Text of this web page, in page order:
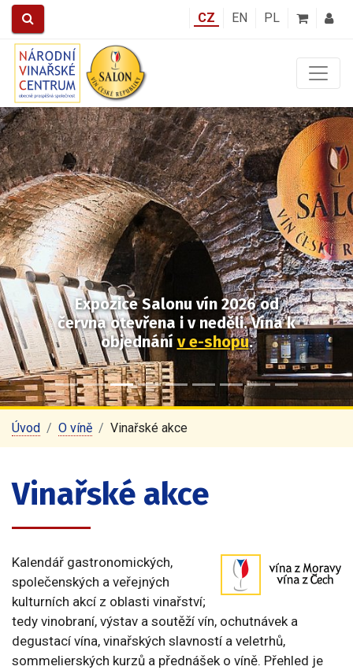
CZ EN PL
Expozice Salonu vín 2026od
června otevřena i v neděli.Vína k
objednání v e-shopu.
Předchozí Další
Úvod O víně Vinařské akce
Vinařské akce
Kalendář gastronomických,
společenských a veřejných
kulturních akcí z oblasti vinařství;
tedy vinobraní, výstav a soutěží vín, ochutnávek a
degustací vína, vinařských slavností a veletrhů,
sommelierských kurzů a přednášek o víně. Přehled je